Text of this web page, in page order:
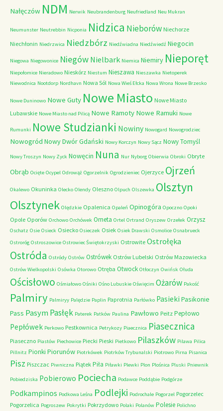
Nałęczów NDM Nerwik Neubrandenburg Neufriedland Neu Mukran
Neumunster Neutrebbin Nicponia Nidzica Nieborów Niechorze
Niechłonin Niedrzwica Niedzbórz Niedźwiadna Niedźwiedź Niegocin
Niegowa Niegowonice Niegów Nielbark Niemica Niemiry Nieporęt
Niepołomice Nieradowo Nieskórz Niestum Nieszawa Nieszawka Nietoperek
Niewodnica Nootdorp Nordhavn Nowa Sól Nowa Wieś Ełcka Nowa Wrona Nowe Brzesko
Nowe Duninowo Nowe Guty Nowe Miasto Nowe Miasto
Lubawskie Nowe Miasto nad Pilicą Nowe Ramoty Nowe Ramuki Nowe
Rumunki Nowe Studzianki Nowiny Nowogard Nowogrodziec
Nowogród Nowy Dwór Gdański Nowy Korczyn Nowy Sącz Nowy Tomyśl
Nowy Troszyn Nowy Zyck Nowęcin Nuna Nur Nyborg Obierwia Obroki Obryte
Obrąb Ocięte Ocypel Odrowąż Ogorzelnik Ogrodzieniec Ojerzyce Ojrzeń
Okalewo Okuninka Olecko Olendy Oleszno Olpuch Olszewka Olsztyn
Olsztynek Olędzkie Opalenica Opaleń Opinogóra Opoczno Opoki
Opole Oporów Orchowo Orchówek Orneta Ortel Ortrand Oryszew Orzełek Orzysz
Oschatz Osie Osieck Osiecko Osieczek Osiek Osiek Drawski Osmolice Osnabrueck
Ostroróg Ostroszowice Ostrowiec Świętokrzyski Ostrowite Ostrołęka
Ostróda Ostródy Ostrów Ostrówek Ostrów Lubelski Ostrów Mazowiecka
Ostrów Wielkopolski Osówka Otorowo Otręba Otwock Otłoczyn Owińsk Ołuda
Ościsłowo Ośmiałowo Ośniki Ośno Lubuskie Oświęcim Ożarów Pakość
Palmiry Palmiryy Palędzie Paplin Paprotnia Parłówko Pasieki Pasikonie
Pass PasymPasłęk Paterek Patków Paulina Pawłowo Peitz Pepłowo
Pepłówek Perkowo Pestkownica Petrykozy Piaecznica Piasecznica
Piaseczno Piastów Piechowice Piecki Pieski Pietkowo Pilaszków Pilawa Pilica
Pillnitz Pionki Piorunów Piotrkówek Piotrków Trybunalski Piotrowo Pirna Pisanica
Pisz Piszczac Piwniczna Piątek Piła Piławki Plewki Plon Plośnica Pluski Pniewnik
Pobiedziska Pobierowo Pociecha Podawce Poddąbie Podgórze
Podkampinos Podkowa Leśna Podlejki Podrochale Pogorzel Pogorzelec
Pogorzelica Pogroszew Pokrytki Pokrzydowo Polaki Polanów Polesie Polichno